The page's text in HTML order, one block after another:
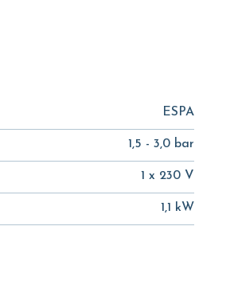
ESPA
1,5 - 3,0 bar
1 x 230 V
1,1 kW